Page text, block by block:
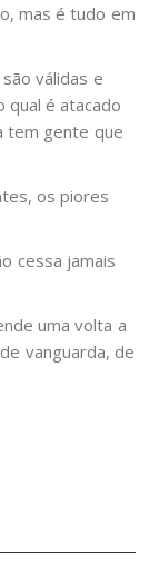
mas é tudo em
válidas e
é atacado
tem gente que
os piores
cessa jamais
uma volta a
vanguarda, de